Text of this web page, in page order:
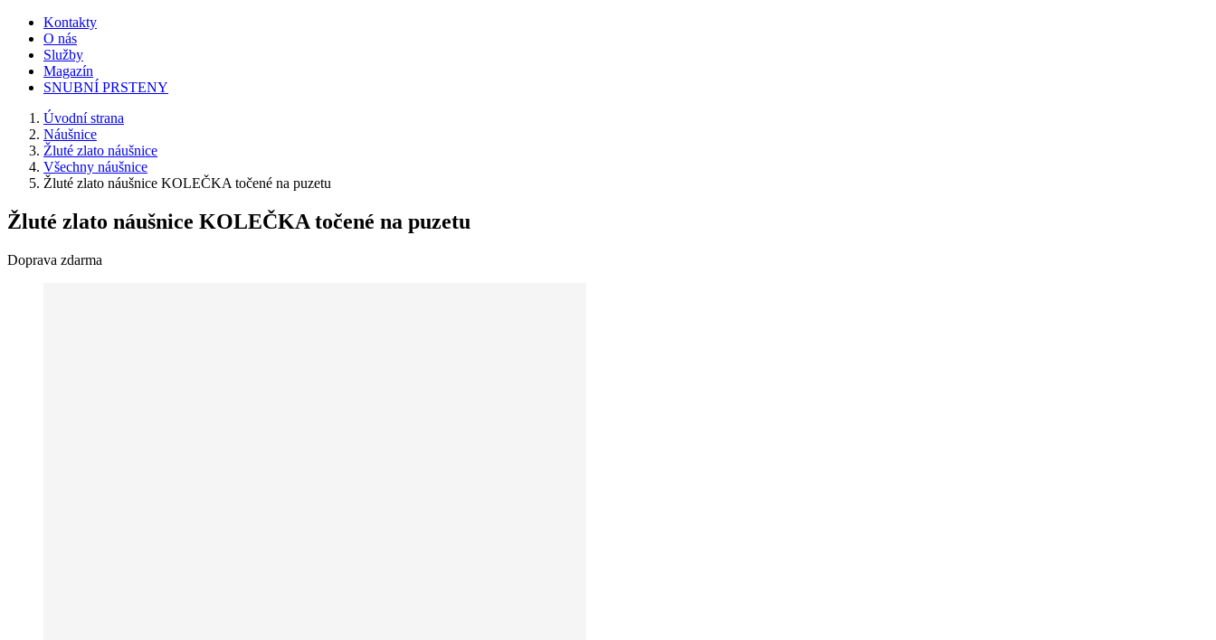
Kontakty
O nás
Služby
Magazín
SNUBNÍ PRSTENY
Úvodní strana
Náušnice
Žluté zlato náušnice
Všechny náušnice
Žluté zlato náušnice KOLEČKA točené na puzetu
Žluté zlato náušnice KOLEČKA točené na puzetu
Doprava zdarma